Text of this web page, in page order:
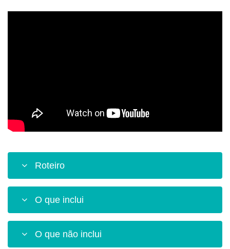
Roteiro
O que inclui
O que não inclui